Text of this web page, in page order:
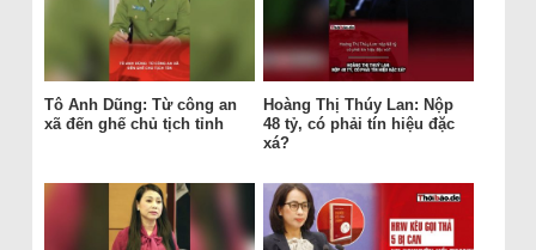
Tô Anh Dũng: Từ công an
xã đến ghế chủ tịch tỉnh
Hoàng Thị Thúy Lan: Nộp
48 tỷ, có phải tín hiệu đặc
xá?